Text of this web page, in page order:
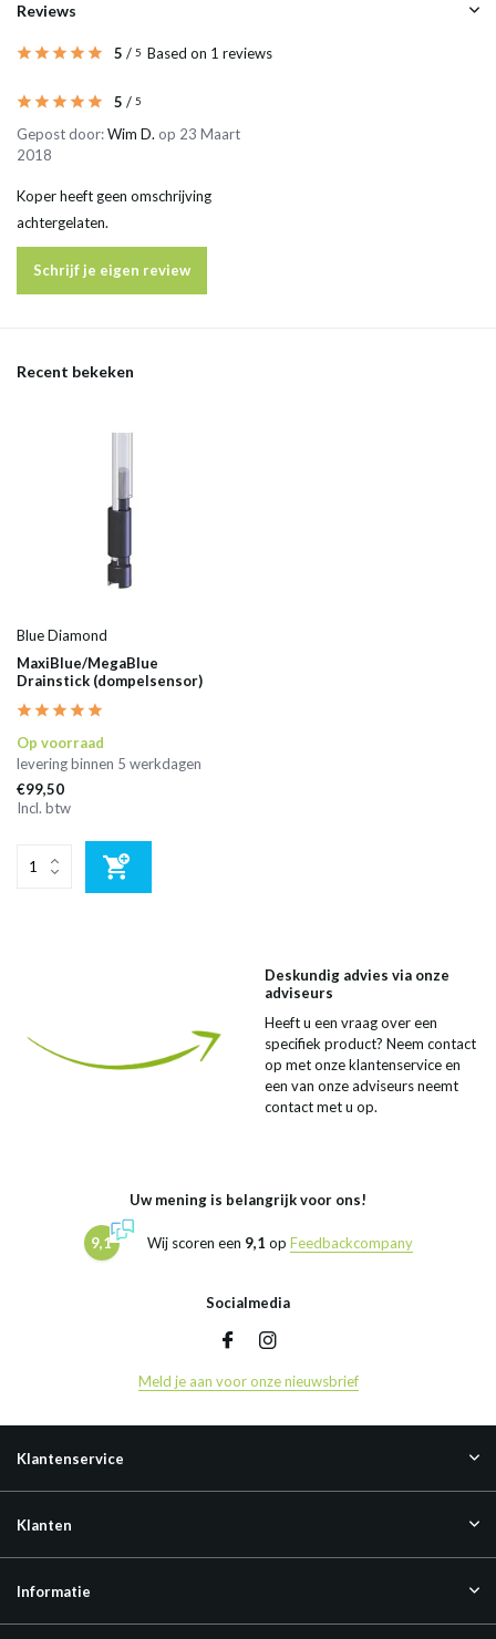
Reviews
5 / 5 Based on 1 reviews
5 / 5
Gepost door:Wim D. op 23 Maart
2018
Koper heeft geen omschrijving
achtergelaten.
Schrijf je eigen review
Recent bekeken
Blue Diamond
MaxiBlue/MegaBlue
Drainstick (dompelsensor)
Op voorraad
levering binnen 5 werkdagen
€99,50
Incl. btw
Deskundig advies via onze
adviseurs
Heeft u een vraag over een
specifiek product? Neem contact
op met onze klantenservice en
een van onze adviseurs neemt
contact met u op.
Uw mening is belangrijk voor ons!
9,1 Wij scoren een 9,1 op Feedbackcompany
Socialmedia
Meld je aan voor onze nieuwsbrief
Klantenservice
Klanten
Informatie